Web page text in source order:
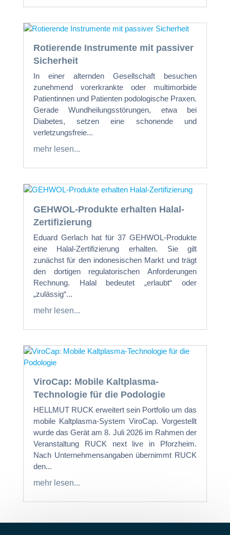
Rotierende Instrumente mit passiver
Sicherheit
In einer alternden Gesellschaft besuchen
zunehmend vorerkrankte oder multimorbide
Patientinnen und Patienten podologische Praxen.
Gerade Wundheilungsstörungen, etwa bei
Diabetes, setzen eine schonende und
verletzungsfreie...
mehr lesen...
GEHWOL-Produkte erhalten Halal-
Zertifizierung
Eduard Gerlach hat für 37 GEHWOL-Produkte
eine Halal-Zertifizierung erhalten. Sie gilt
zunächst für den indonesischen Markt und trägt
den dortigen regulatorischen Anforderungen
Rechnung. Halal bedeutet „erlaubt“ oder
„zulässig“...
mehr lesen...
ViroCap: Mobile Kaltplasma-
Technologie für die Podologie
HELLMUT RUCK erweitert sein Portfolio um das
mobile Kaltplasma-System ViroCap. Vorgestellt
wurde das Gerät am 8. Juli 2026 im Rahmen der
Veranstaltung RUCK next live in Pforzheim.
Nach Unternehmensangaben übernimmt RUCK
den...
mehr lesen...